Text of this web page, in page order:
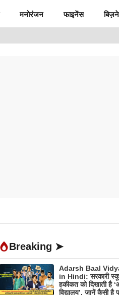
मनोरंजन फाइनेंस
Breaking ➤
Adarsh Baal
in Hindi: सरकारी
हकीकत को दिखाती है
विद्यालय’, जानें कैसी है